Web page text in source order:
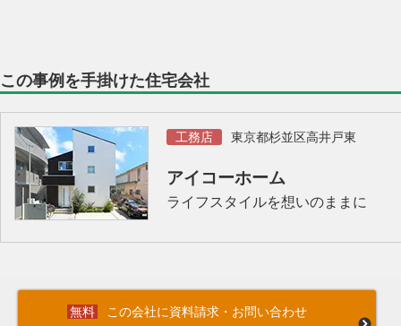
この事例を手掛けた住宅会社
工務店 東京都杉並区高井戸東
アイコーホーム
ライフスタイルを想いのままに
この会社に資料請求・お問い合わせ